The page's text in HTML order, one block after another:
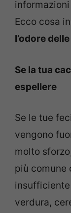
Ecco cosa
l’odore
Se la tua
espellere
Se le tue
vengono
molto
più comune
verdura,